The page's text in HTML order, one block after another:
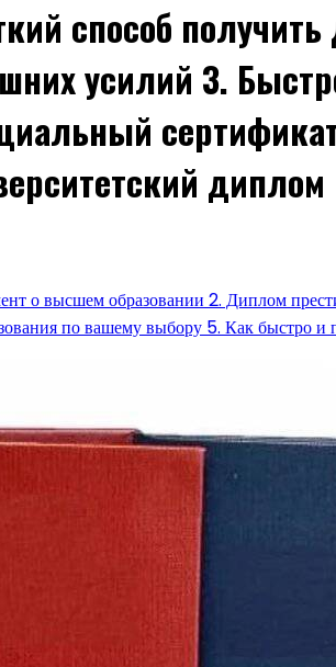
способ
усилий 3.
диплом
о высшем образовании 2. Диплом
по вашему выбору 5. Как быстро и